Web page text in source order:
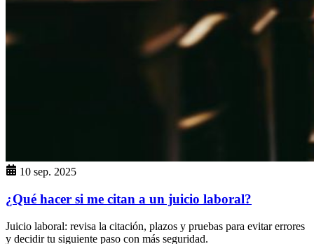
10 sep. 2025
¿Qué hacer si me citan a un juicio laboral?
Juicio laboral: revisa la citación, plazos y pruebas para evitar errores
y decidir tu siguiente paso con más seguridad.